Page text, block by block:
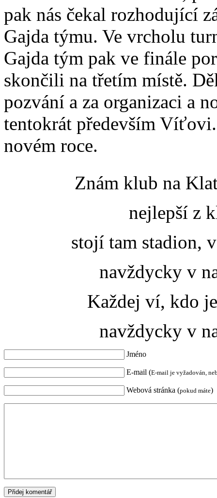
pak nás čekal rozhodující
Gajda týmu. Ve vrcholu
Gajda tým pak ve finále
skončili na třetím místě.
pozvání a za organizaci a
tentokrát především
novém roce.
Znám klub na
nejlepší z
stojí tam stadion,
navždycky v
Každej ví, kdo
navždycky v
Jméno
E-mail (E-mail je vyžadován,
Webová stránka (pokud máte)